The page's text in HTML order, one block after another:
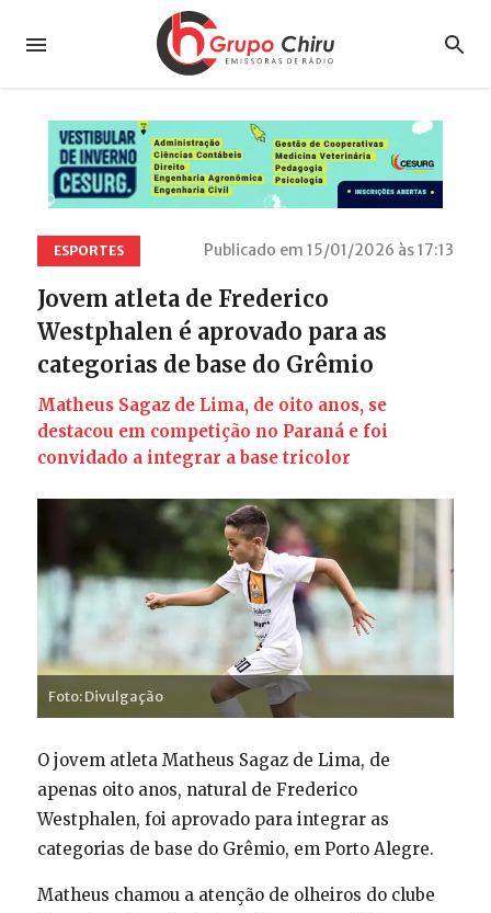
ESPORTES Publicado em 15/01/2026 às 17:13
Jovem atleta de Frederico
Westphalen é aprovado para as
categorias de base do Grêmio
Matheus Sagaz de Lima, de oito anos, se
destacou em competição no Paraná e foi
convidado a integrar a base tricolor
Foto: Divulgação
O jovem atleta Matheus Sagaz de Lima, de
apenas oito anos, natural de Frederico
Westphalen, foi aprovado para integrar as
categorias de base do Grêmio, em Porto Alegre.
Matheus chamou a atenção de olheiros do clube